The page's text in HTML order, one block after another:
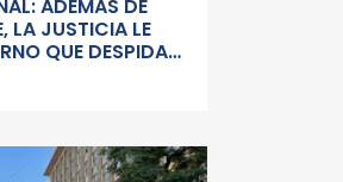
ADEMÁS DE
LA JUSTICIA LE
QUE DESPIDA